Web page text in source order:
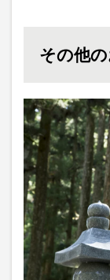
その他